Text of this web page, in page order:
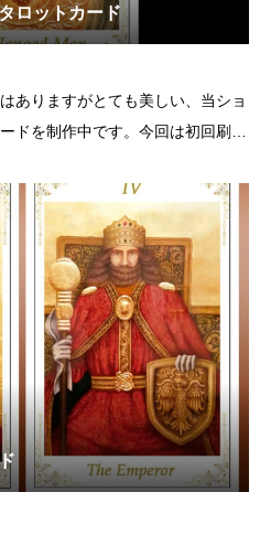
ロットカード
ありますがとても美しい、当ショ
ドを制作中です。今回は初回刷り
２枚のみですので７８枚フルデッ
ように今回ご購入下さ